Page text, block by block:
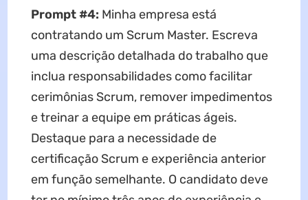
Prompt #4: Minha empresa está
contratando um Scrum Master. Escreva
uma descrição detalhada do trabalho que
inclua responsabilidades como facilitar
cerimônias Scrum, remover impedimentos
e treinar a equipe em práticas ágeis.
Destaque para a necessidade de
certificação Scrum e experiência anterior
em função semelhante. O candidato deve